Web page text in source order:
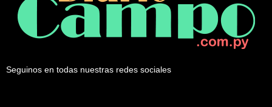
Seguinos en todas nuestras redes sociales